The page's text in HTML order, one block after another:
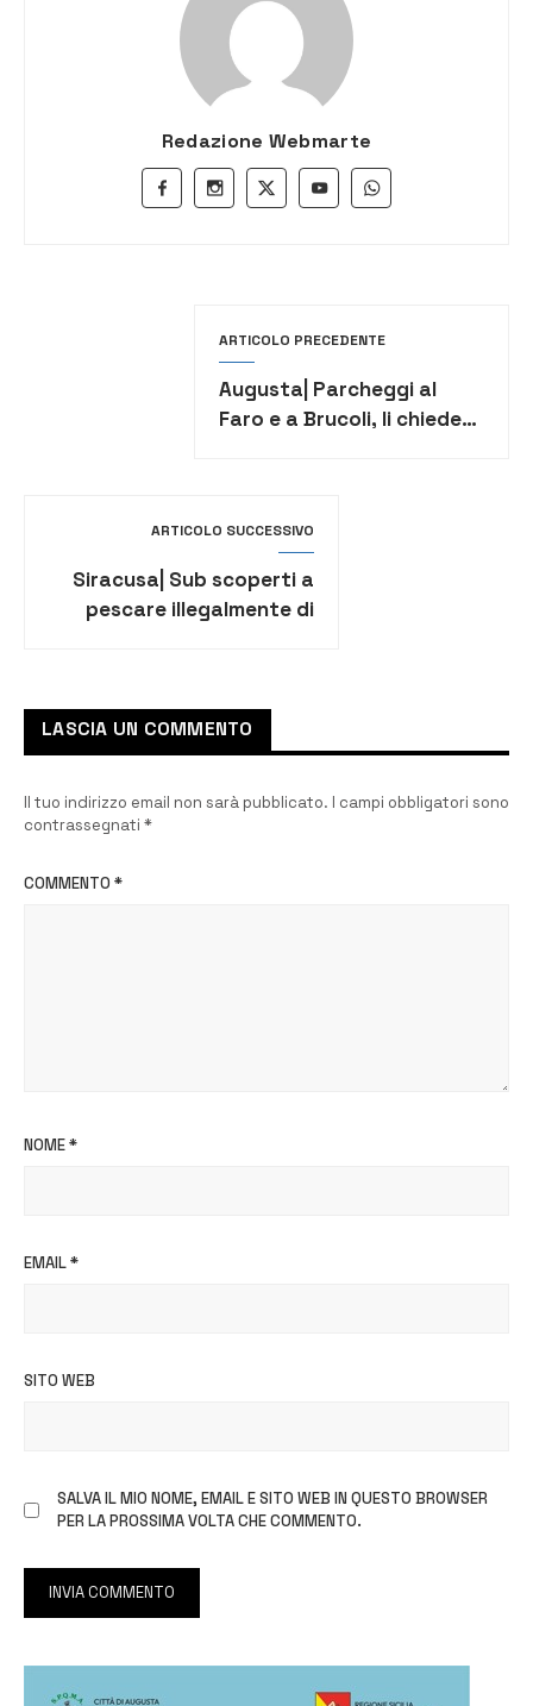
Redazione Webmarte
ARTICOLO PRECEDENTE
Augusta| Parcheggi al
Faro e a Brucoli, li chiede
ARTICOLO SUCCESSIVO
Siracusa| Sub scoperti a
pescare illegalmente di
LASCIA UN COMMENTO
Il tuo indirizzo email non sarà pubblicato. I campi obbligatori sono
contrassegnati *
COMMENTO *
NOME*
EMAIL*
SITO WEB
SALVA IL MIO NOME, EMAIL E SITO WEB IN QUESTO BROWSER
PER LA PROSSIMA VOLTA CHE COMMENTO.